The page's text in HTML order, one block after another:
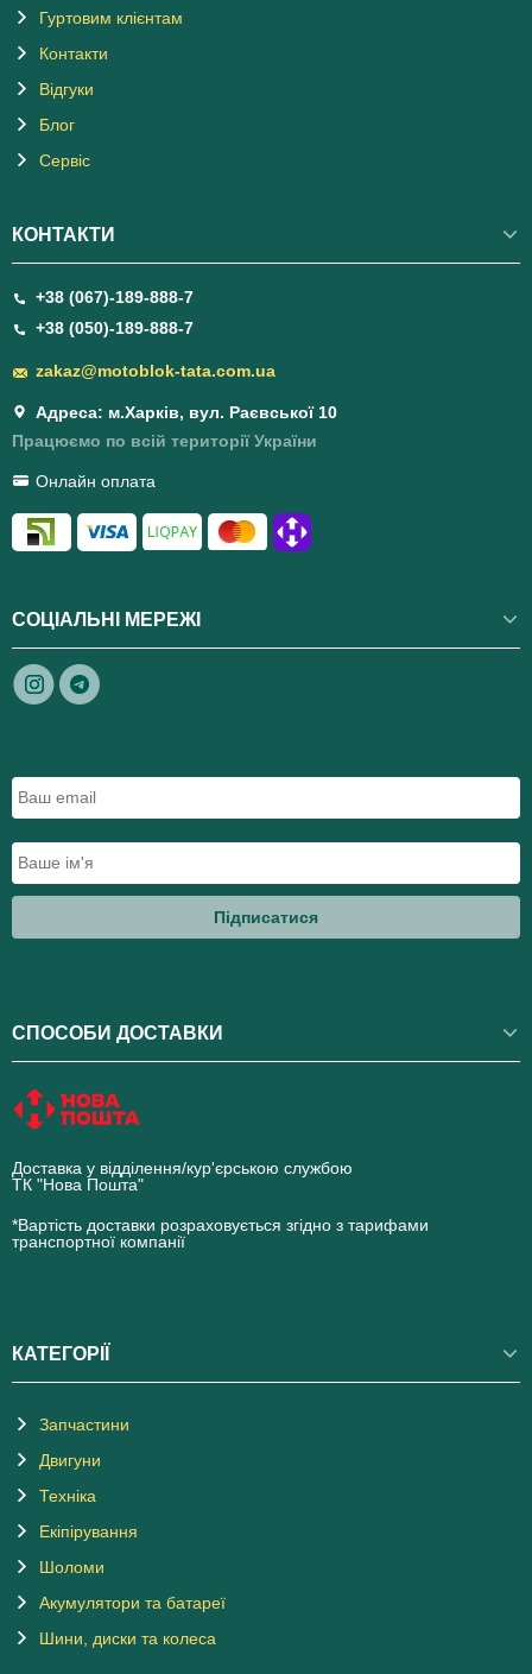
Гуртовим клієнтам
Контакти
Відгуки
Блог
Сервіс
КОНТАКТИ
+38 (067)-189-888-7
+38 (050)-189-888-7
zakaz@motoblok-tata.com.ua
Адреса: м.Харків, вул. Раєвської 10
Працюємо по всій території України
Онлайн оплата
СОЦІАЛЬНІ МЕРЕЖІ
Підписатися
СПОСОБИ ДОСТАВКИ
Доставка у відділення/кур'єрською службою
ТК "Нова Пошта"
*Вартість доставки розраховується згідно з тарифами
транспортної компанії
КАТЕГОРІЇ
Запчастини
Двигуни
Техніка
Екіпірування
Шоломи
Акумулятори та батареї
Шини, диски та колеса